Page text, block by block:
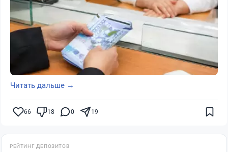
Читать дальше →
66 18 0 19
РЕЙТИНГ ДЕПОЗИТОВ